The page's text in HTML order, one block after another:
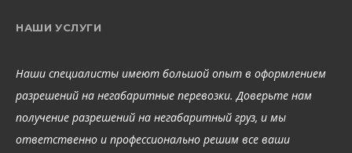
НАШИ УСЛУГИ
Наши специалисты имеют большой опыт в оформлением
разрешений на негабаритные перевозки. Доверьте нам
получение разрешений на негабаритный груз, и мы
ответственно и профессионально решим все ваши